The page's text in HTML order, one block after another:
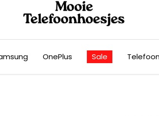
OnePlus Sale